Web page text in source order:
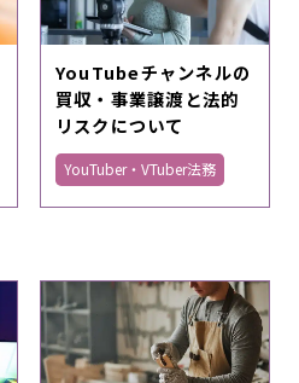
YouTubeチャンネルの
買収・事業譲渡と法的
リスクについて
YouTuber・VTuber法務